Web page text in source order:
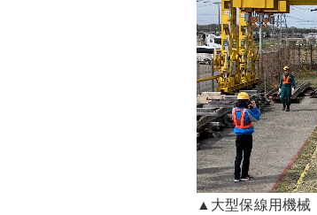
▲大型保線用機械